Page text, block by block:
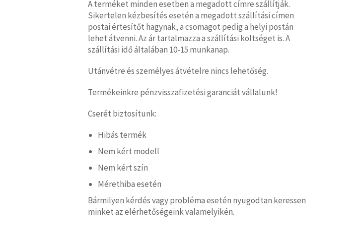
A terméket minden esetben a megadott címre szállítják.
Sikertelen kézbesítés esetén a megadott szállítási címen
postai értesítőt hagynak, a csomagot pedig a helyi postán
lehet átvenni. Az ár tartalmazza a szállítási költséget is. A
szállítási idő általában 10-15 munkanap.
Utánvétre és személyes átvételre nincs lehetőség.
Termékeinkre pénzvisszafizetési garanciát vállalunk!
Cserét biztosítunk:
Hibás termék
Nem kért modell
Nem kért szín
Mérethiba esetén
Bármilyen kérdés vagy probléma esetén nyugodtan keressen
minket az elérhetőségeink valamelyikén.